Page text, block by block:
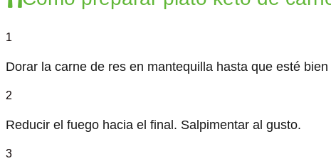
1
Dorar la carne de res en mantequilla hasta que esté
2
Reducir el fuego hacia el final. Salpimentar al gusto.
3